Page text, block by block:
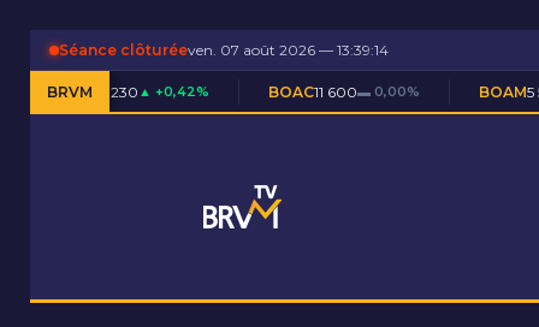
Séance clôturéeven. 07 août 2026 — 13:39:15
BRVM
▲ +0,42% BOAC11 600 ▬ 0,00% BOAM5 590 ▲ +0,09%